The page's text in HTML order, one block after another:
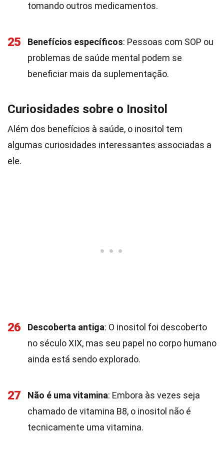
tomando outros medicamentos.
25 Benefícios específicos: Pessoas com SOP ou
problemas de saúde mental podem se
beneficiar mais da suplementação.
Curiosidades sobre o Inositol
Além dos benefícios à saúde, o inositol tem
algumas curiosidades interessantes associadas a
ele.
26 Descoberta antiga: O inositol foi descoberto
no século XIX, mas seu papel no corpo humano
ainda está sendo explorado.
27 Não é uma vitamina: Embora às vezes seja
chamado de vitamina B8, o inositol não é
tecnicamente uma vitamina.